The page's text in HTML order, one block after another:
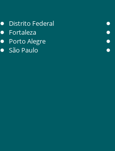
Distrito Federal
Fortaleza
Porto Alegre
São Paulo